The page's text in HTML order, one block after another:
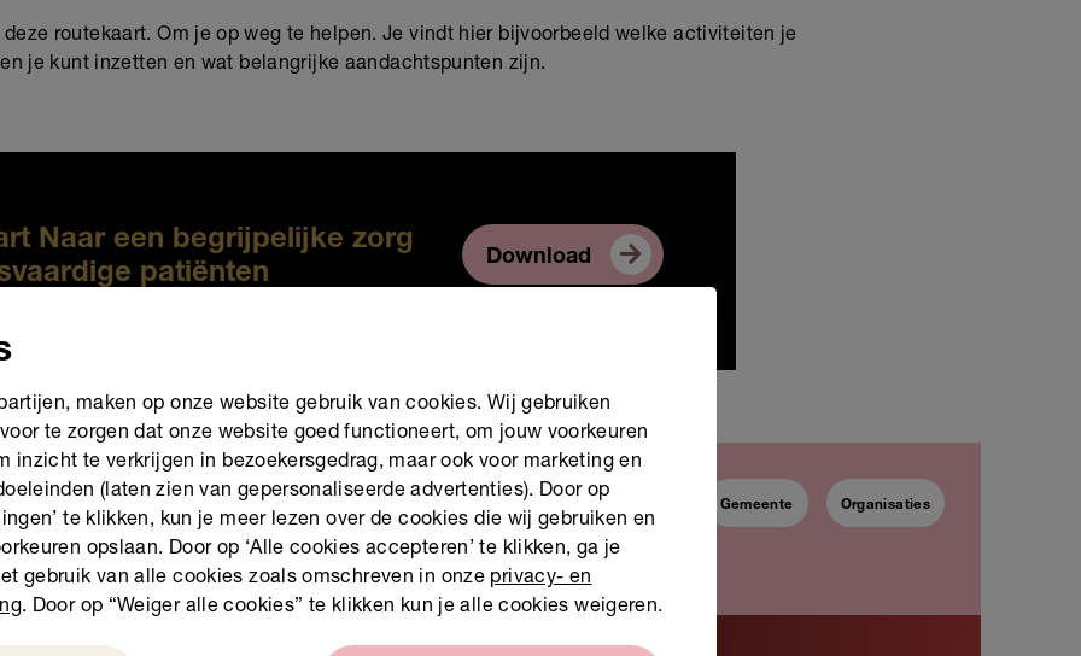
routekaart. Om je op weg te helpen. Je vindt hier bijvoorbeeld welke activiteiten je
je kunt inzetten en wat belangrijke aandachtspunten zijn.
Naar een begrijpelijke zorg
patiënten
Download
Tags Gemeente Organisaties
maken op onze website gebruik van cookies. Wij gebruiken
te zorgen dat onze website goed functioneert, om jouw voorkeuren
inzicht te verkrijgen in bezoekersgedrag, maar ook voor marketing en
(laten zien van gepersonaliseerde advertenties). Door op
te klikken, kun je meer lezen over de cookies die wij gebruiken en
opslaan. Door op ‘Alle cookies accepteren’ te klikken, ga je
gebruik van alle cookies zoals omschreven in onze privacy- en
. Door op “Weiger alle cookies” te klikken kun je alle cookies weigeren.